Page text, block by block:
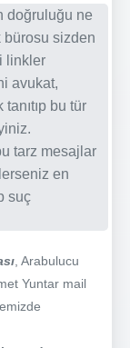
doğruluğu ne
sizden
linkler
avukat,
bu tür
tarz mesajlar
en
suç
, Arabulucu
Yuntar mail